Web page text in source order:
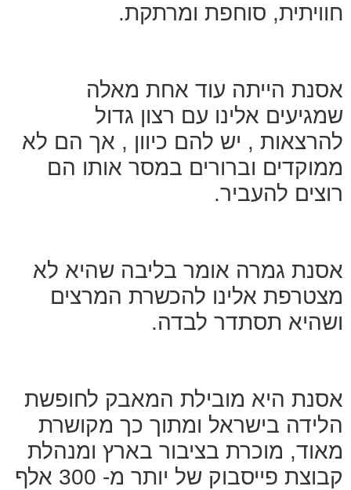
חוויתית, סוחפת ומרתקת.
אסנת הייתה עוד אחת מאלה
שמגיעים אלינו עם רצון גדול
להרצאות , יש להם כיוון , אך הם לא
ממוקדים וברורים במסר אותו הם
רוצים להעביר.
אסנת גמרה אומר בליבה שהיא לא
מצטרפת אלינו להכשרת המרצים
ושהיא תסתדר לבדה.
אסנת היא מובילת המאבק לחופשת
הלידה בישראל ומתוך כך מקושרת
מאוד, מוכרת בציבור בארץ ומנהלת
קבוצת פייסבוק של יותר מ- 300 אלף